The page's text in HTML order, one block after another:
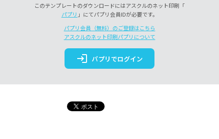
このテンプレートのダウンロードにはアスクルのネット印刷「
パプリ 」にてパプリ会員IDが必要です。
パプリ会員（無料）のご登録はこちら
アスクルのネット印刷パプリについて
login パプリでログイン